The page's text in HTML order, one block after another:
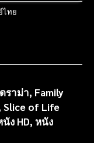
ไทย
ราม่า, Family
Slice of Life
ง HD, หนัง